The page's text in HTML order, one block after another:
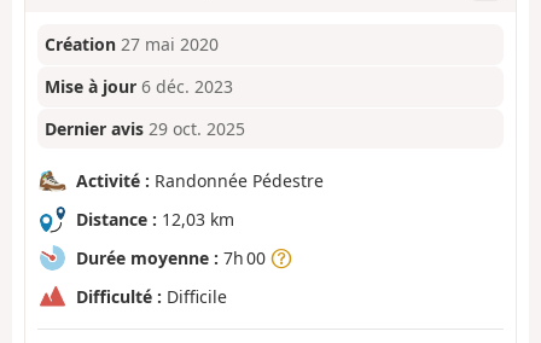
Création 27 mai 2020
Mise à jour 6 déc. 2023
Dernier avis 29 oct. 2025
Activité : Randonnée Pédestre
Distance : 12,03 km
Durée moyenne : 7h 00
Difficulté : Difficile